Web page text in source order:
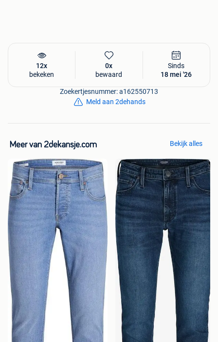
12x
bekeken
0x
bewaard
Sinds
18 mei '26
Zoekertjesnummer: a162550713
Meld aan 2dehands
Meer van 2dekansje.com Bekijk alles